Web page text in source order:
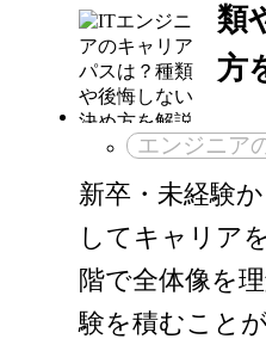
類
方
エンジニア
新卒・未経験
してキャリア
階で全体像を
験を積むこと